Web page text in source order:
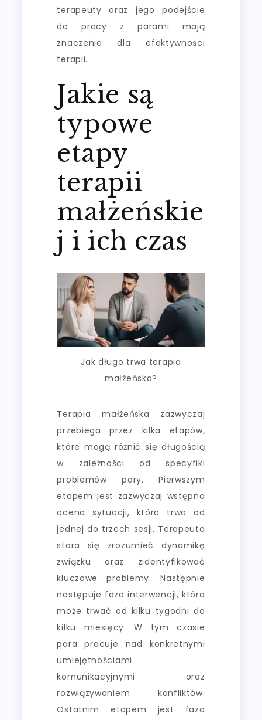
terapeuty oraz jego podejście
do pracy z parami mają
znaczenie dla efektywności
terapii.
Jakie są
typowe
etapy
terapii
małżeńskie
j i ich czas
Jak długo trwa terapia
małżeńska?
Terapia małżeńska zazwyczaj
przebiega przez kilka etapów,
które mogą różnić się długością
w zależności od specyfiki
problemów pary. Pierwszym
etapem jest zazwyczaj wstępna
ocena sytuacji, która trwa od
jednej do trzech sesji. Terapeuta
stara się zrozumieć dynamikę
związku oraz zidentyfikować
kluczowe problemy. Następnie
następuje faza interwencji, która
może trwać od kilku tygodni do
kilku miesięcy. W tym czasie
para pracuje nad konkretnymi
umiejętnościami
komunikacyjnymi oraz
rozwiązywaniem konfliktów.
Ostatnim etapem jest faza